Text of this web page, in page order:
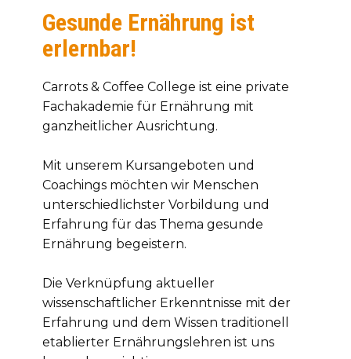
Gesunde Ernährung ist
erlernbar!
Carrots & Coffee College ist eine private
Fachakademie für Ernährung mit
ganzheitlicher Ausrichtung.
Mit unserem Kursangeboten und
Coachings möchten wir Menschen
unterschiedlichster Vorbildung und
Erfahrung für das Thema gesunde
Ernährung begeistern.
Die Verknüpfung aktueller
wissenschaftlicher Erkenntnisse mit der
Erfahrung und dem Wissen traditionell
etablierter Ernährungslehren ist uns